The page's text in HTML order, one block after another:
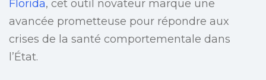
Florida, cet outil novateur marque une
avancée prometteuse pour répondre aux
crises de la santé comportementale dans
l’État.